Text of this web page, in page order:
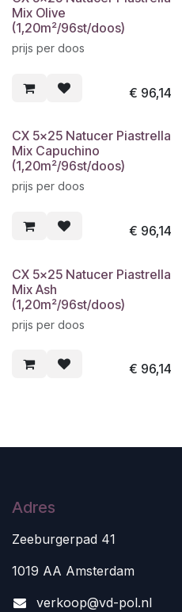
Mix Olive
(1,20m²/96st/doos)
prijs per doos
€ 96,14
CX 5x25 Natucer Piastrella
Mix Capuchino
(1,20m²/96st/doos)
prijs per doos
€ 96,14
CX 5x25 Natucer Piastrella
Mix Ash
(1,20m²/96st/doos)
prijs per doos
€ 96,14
Adres
Zeeburgerpad 41
1019 AA Amsterdam
verkoop@vd-pol.nl